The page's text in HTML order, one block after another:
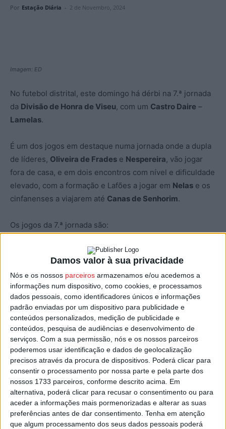
Damos valor à sua privacidade
Nós e os nossos parceiros armazenamos e/ou acedemos a
informações num dispositivo, como cookies, e processamos
dados pessoais, como identificadores únicos e informações
padrão enviadas por um dispositivo para publicidade e
conteúdos personalizados, medição de publicidade e
conteúdos, pesquisa de audiências e desenvolvimento de
serviços. Com a sua permissão, nós e os nossos parceiros
poderemos usar identificação e dados de geolocalização
precisos através da procura de dispositivos. Poderá clicar para
consentir o processamento por nossa parte e pela parte dos
nossos 1733 parceiros, conforme descrito acima. Em
alternativa, poderá clicar para recusar o consentimento ou para
aceder a informações mais pormenorizadas e alterar as suas
preferências antes de dar consentimento. Tenha em atenção
que algum processamento dos seus dados pessoais poderá
Por Estação Diária - 2 de Novembro, 2024
Imagem: ED
No futebol distrital, este domingo há dérbi na 7.ª jornada
da Divisão de Honra de Viseu, com um Castro Daire –
Lamelas.
É um dos jogos em destaque numa jornada onde a dupla
de líderes, Oliveira de Frades e Nespereira, vão jogar
fora de casa, e em dois encontros com nível e dificuldade
elevado, com a formação e Lafões a jogar em Nelas e os
cinfanenses a viajarem até Canas de Senhorim.
Os jogos da 7.ª jornada são:
Castro Daire – Lamelas
Canas de Senhorim – Nespereira
Resende – Penalva do Castelo
Lusitano – Moimenta da Beira
Nelas – Oliveira de Frades
Sampedrense – Carvalhais
Ferreira d’ Aves – Vouzelenses
Todas as partidas estão marcadas para as 15:00 deste
domingo.